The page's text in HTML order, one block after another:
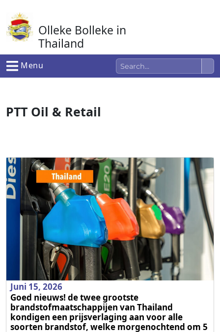
naar
de
inhoud
Olleke Bolleke in
Thailand
In Thailand
Menu
PTT Oil & Retail
Juni 15, 2026
Goed nieuws! de twee grootste
brandstofmaatschappijen van Thailand
kondigen een prijsverlaging aan voor alle
soorten brandstof, welke morgenochtend om 5